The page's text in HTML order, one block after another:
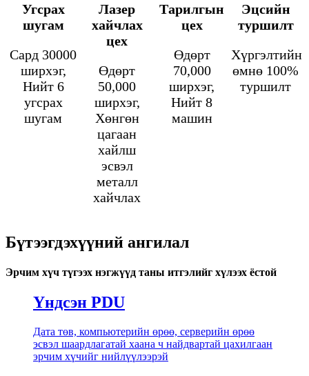
Угсрах
шугам
Сард 30000
ширхэг,
Нийт 6
угсрах
шугам
Лазер
хайчлах
цех
Өдөрт
50,000
ширхэг,
Хөнгөн
цагаан
хайлш
эсвэл
металл
хайчлах
Тарилгын
цех
Өдөрт
70,000
ширхэг,
Нийт 8
машин
Эцсийн
туршилт
Хүргэлтийн
өмнө 100%
туршилт
Бүтээгдэхүүний ангилал
Эрчим хүч түгээх нэгжүүд таны итгэлийг хүлээх ёстой
Үндсэн PDU
Дата төв, компьютерийн өрөө, серверийн өрөө
эсвэл шаардлагатай хаана ч найдвартай цахилгаан
эрчим хүчийг нийлүүлээрэй